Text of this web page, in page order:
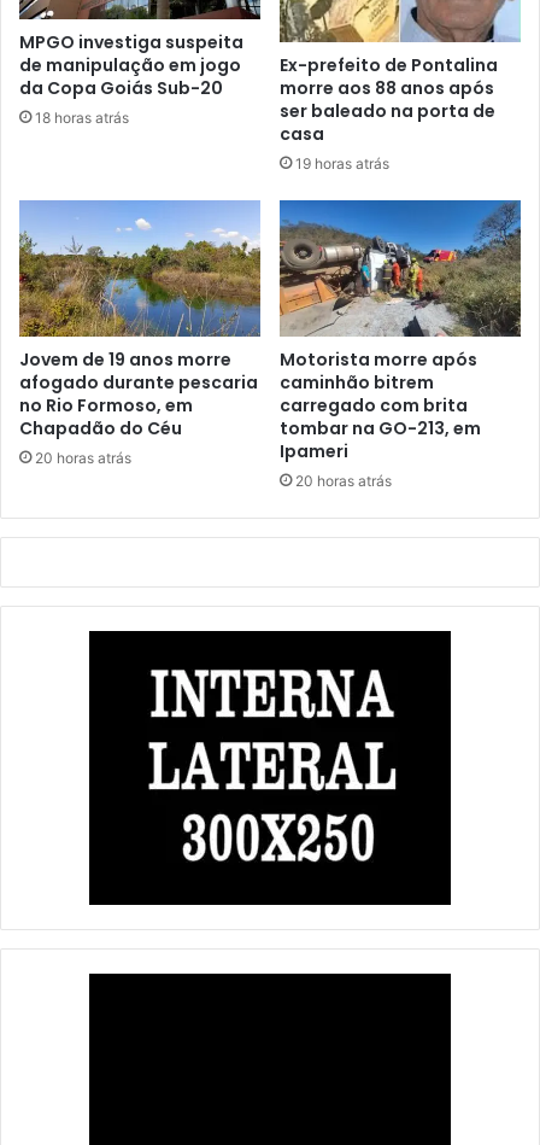
MPGO investiga suspeita
de manipulação em jogo
da Copa Goiás Sub-20
18 horas atrás
Ex-prefeito de Pontalina
morre aos 88 anos após
ser baleado na porta de
casa
19 horas atrás
Jovem de 19 anos morre
afogado durante pescaria
no Rio Formoso, em
Chapadão do Céu
20 horas atrás
Motorista morre após
caminhão bitrem
carregado com brita
tombar na GO-213, em
Ipameri
20 horas atrás